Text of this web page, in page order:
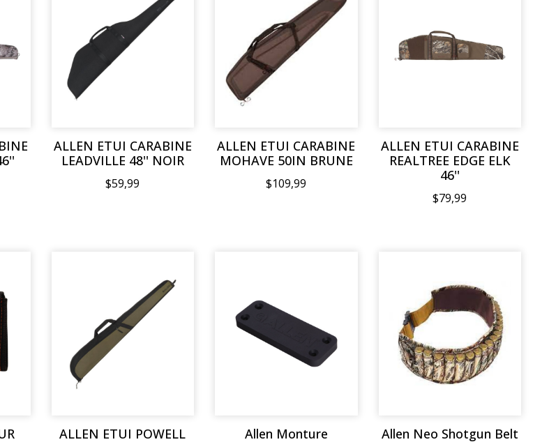
ALLEN ETUI CARABINE
LEADVILLE 48'' NOIR
$59,99
ALLEN ETUI CARABINE
MOHAVE 50IN BRUNE
$109,99
ALLEN ETUI CARABINE
REALTREE EDGE ELK
46''
$79,99
ALLEN ETUI POWELL
Allen Monture
Allen Neo Shotgun Belt